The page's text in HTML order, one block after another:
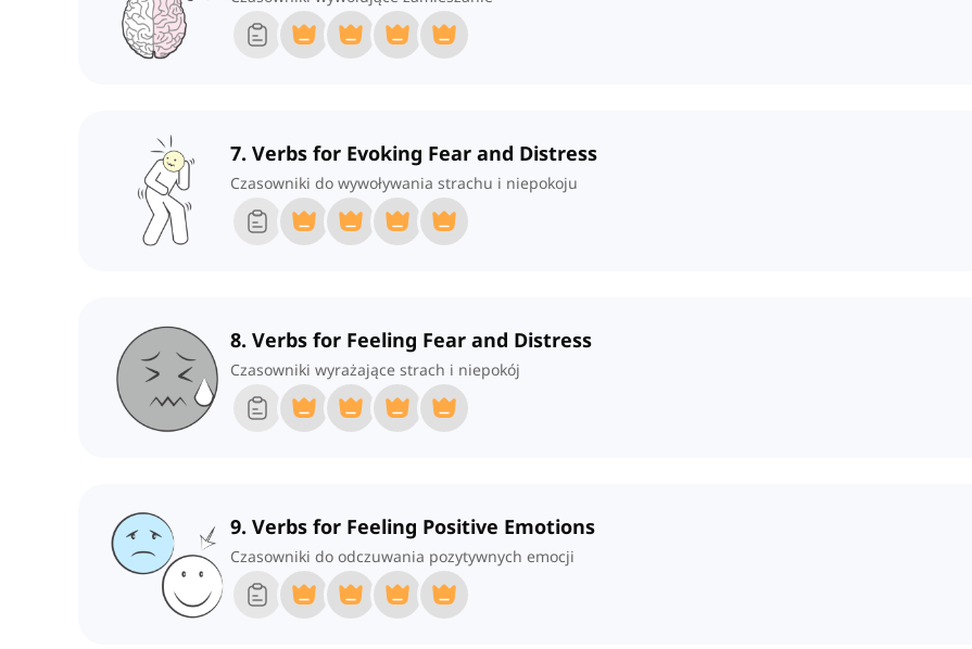
7. Verbs for Evoking Fear and Distress
Czasowniki do wywoływania strachu i niepokoju
8. Verbs for Feeling Fear and Distress
Czasowniki wyrażające strach i niepokój
9. Verbs for Feeling Positive Emotions
Czasowniki do odczuwania pozytywnych emocji